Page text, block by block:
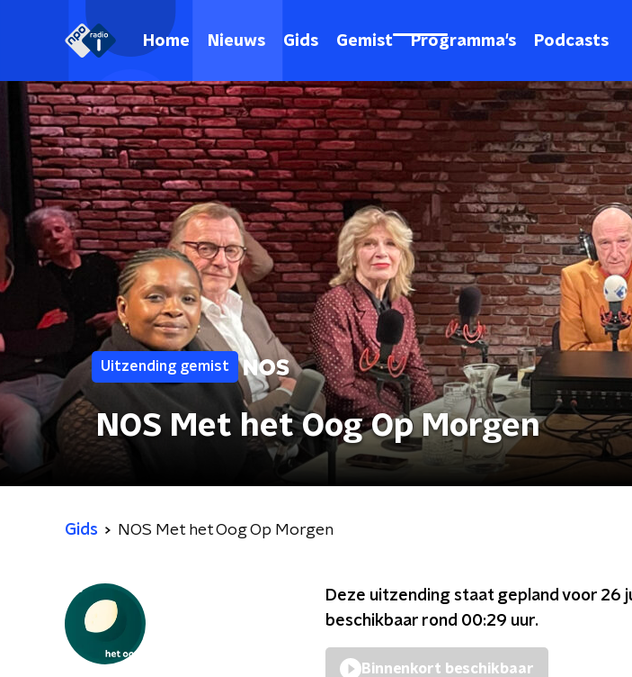
Home Nieuws Gids Gemist Programma's Podcasts
Uitzending gemist
NOS Met het Oog Op Morgen
Gids NOS Met het Oog Op Morgen
Deze uitzending staat gepland voor 26
beschikbaar rond 00:29 uur.
Binnenkort beschikbaar